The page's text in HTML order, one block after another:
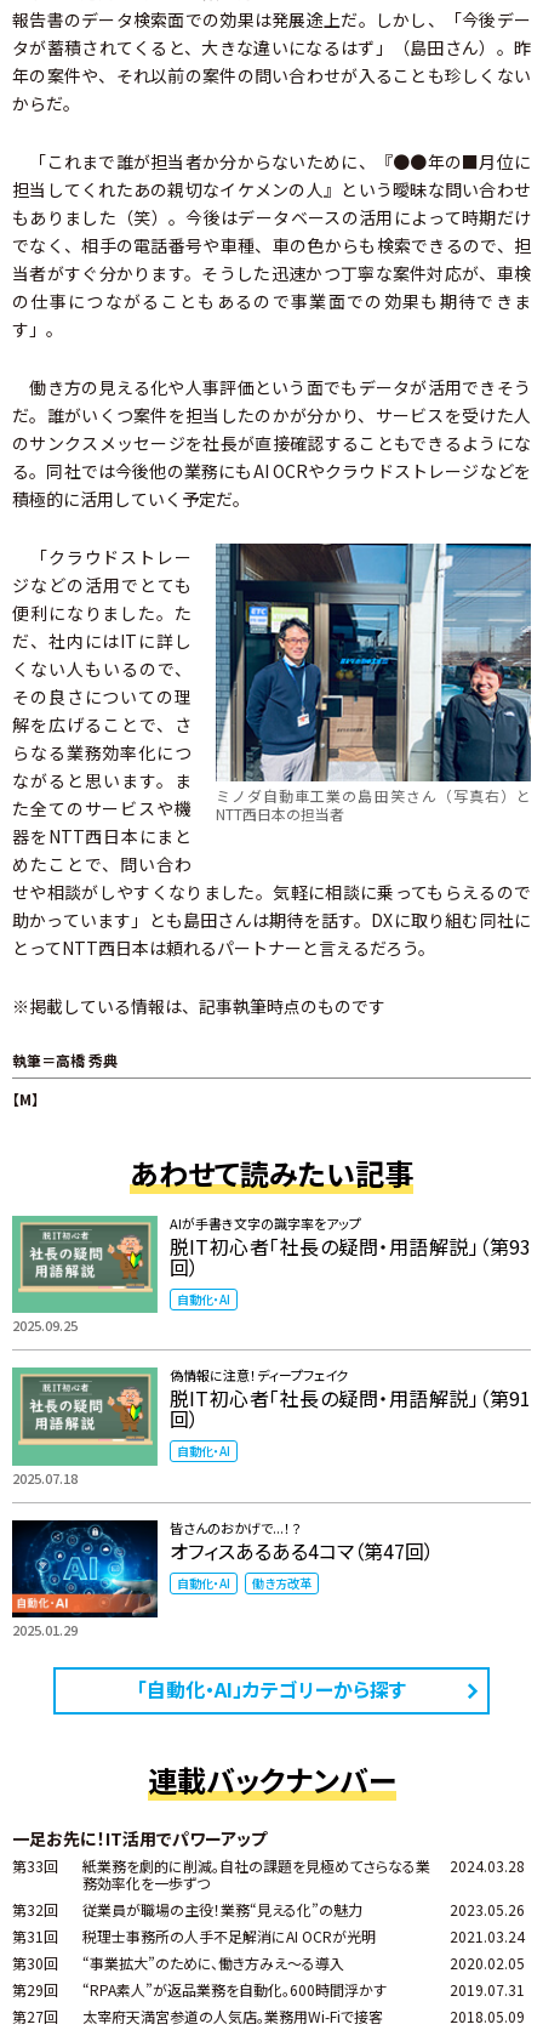
報告書のデータ検索面での効果は発展途上だ。しかし、「今後デー
タが蓄積されてくると、大きな違いになるはず」（島田さん）。昨
年の案件や、それ以前の案件の問い合わせが入ることも珍しくない
からだ。
「これまで誰が担当者か分からないために、『●●年の■月位に
担当してくれたあの親切なイケメンの人』という曖昧な問い合わせ
もありました（笑）。今後はデータベースの活用によって時期だけ
でなく、相手の電話番号や車種、車の色からも検索できるので、担
当者がすぐ分かります。そうした迅速かつ丁寧な案件対応が、車検
の仕事につながることもあるので事業面での効果も期待できま
す」。
働き方の見える化や人事評価という面でもデータが活用できそう
だ。誰がいくつ案件を担当したのかが分かり、サービスを受けた人
のサンクスメッセージを社長が直接確認することもできるようにな
る。同社では今後他の業務にもAI OCRやクラウドストレージなどを
積極的に活用していく予定だ。
ミノダ自動車工業の島田笑さん（写真右）と
NTT西日本の担当者
「クラウドストレー
ジなどの活用でとても
便利になりました。た
だ、社内にはITに詳し
くない人もいるので、
その良さについての理
解を広げることで、さ
らなる業務効率化につ
ながると思います。ま
た全てのサービスや機
器をNTT西日本にまと
めたことで、問い合わ
せや相談がしやすくなりました。気軽に相談に乗ってもらえるので
助かっています」とも島田さんは期待を話す。DXに取り組む同社に
とってNTT西日本は頼れるパートナーと言えるだろう。
※掲載している情報は、記事執筆時点のものです
執筆＝高橋 秀典
【M】
あわせて読みたい記事
2025.09.25
AIが手書き文字の識字率をアップ
脱IT初心者「社長の疑問・用語解説」（第93
回）
自動化・AI
2025.07.18
偽情報に注意！ディープフェイク
脱IT初心者「社長の疑問・用語解説」（第91
回）
自動化・AI
2025.01.29
皆さんのおかげで...！？
オフィスあるある4コマ（第47回）
自動化・AI 働き方改革
「自動化・AI」カテゴリーから探す
連載バックナンバー
一足お先に！IT活用でパワーアップ
第33回
紙業務を劇的に削減。自社の課題を見極めてさらなる業
務効率化を一歩ずつ
2024.03.28
第32回 従業員が職場の主役！業務“見える化”の魅力
2023.05.26
第31回
税理士事務所の人手不足解消にAI OCRが光明
2021.03.24
第30回
“事業拡大”のために、働き方みえ～る導入
2020.02.05
第29回
“RPA素人”が返品業務を自動化。600時間浮かす
2019.07.31
第27回
太宰府天満宮参道の人気店。業務用Wi-Fiで接客
2018.05.09